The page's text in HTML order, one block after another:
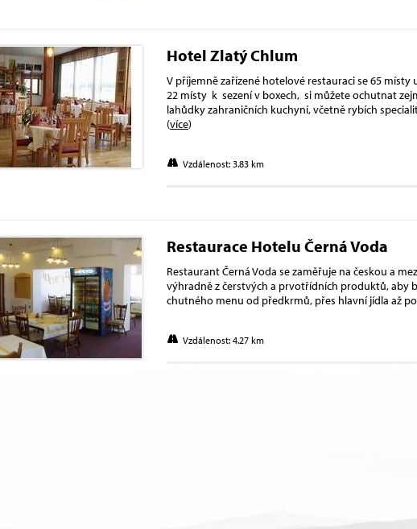
Hotel Zlatý Chlum
V příjemně zařízené hotelové restauraci se 65 místy
22 místy k sezení v boxech, si můžete ochutnat
lahůdky zahraničních kuchyní, včetně rybích
(více)
Vzdálenost: 3.83 km
Restaurace Hotelu Černá Voda
Restaurant Černá Voda se zaměřuje na českou a
výhradně z čerstvých a prvotřídních produktů, aby
chutného menu od předkrmů, přes hlavní jídla až
Vzdálenost: 4.27 km